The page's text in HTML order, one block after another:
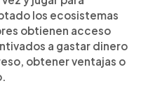
los ecosistemas
obtienen acceso
a gastar dinero
obtener ventajas o